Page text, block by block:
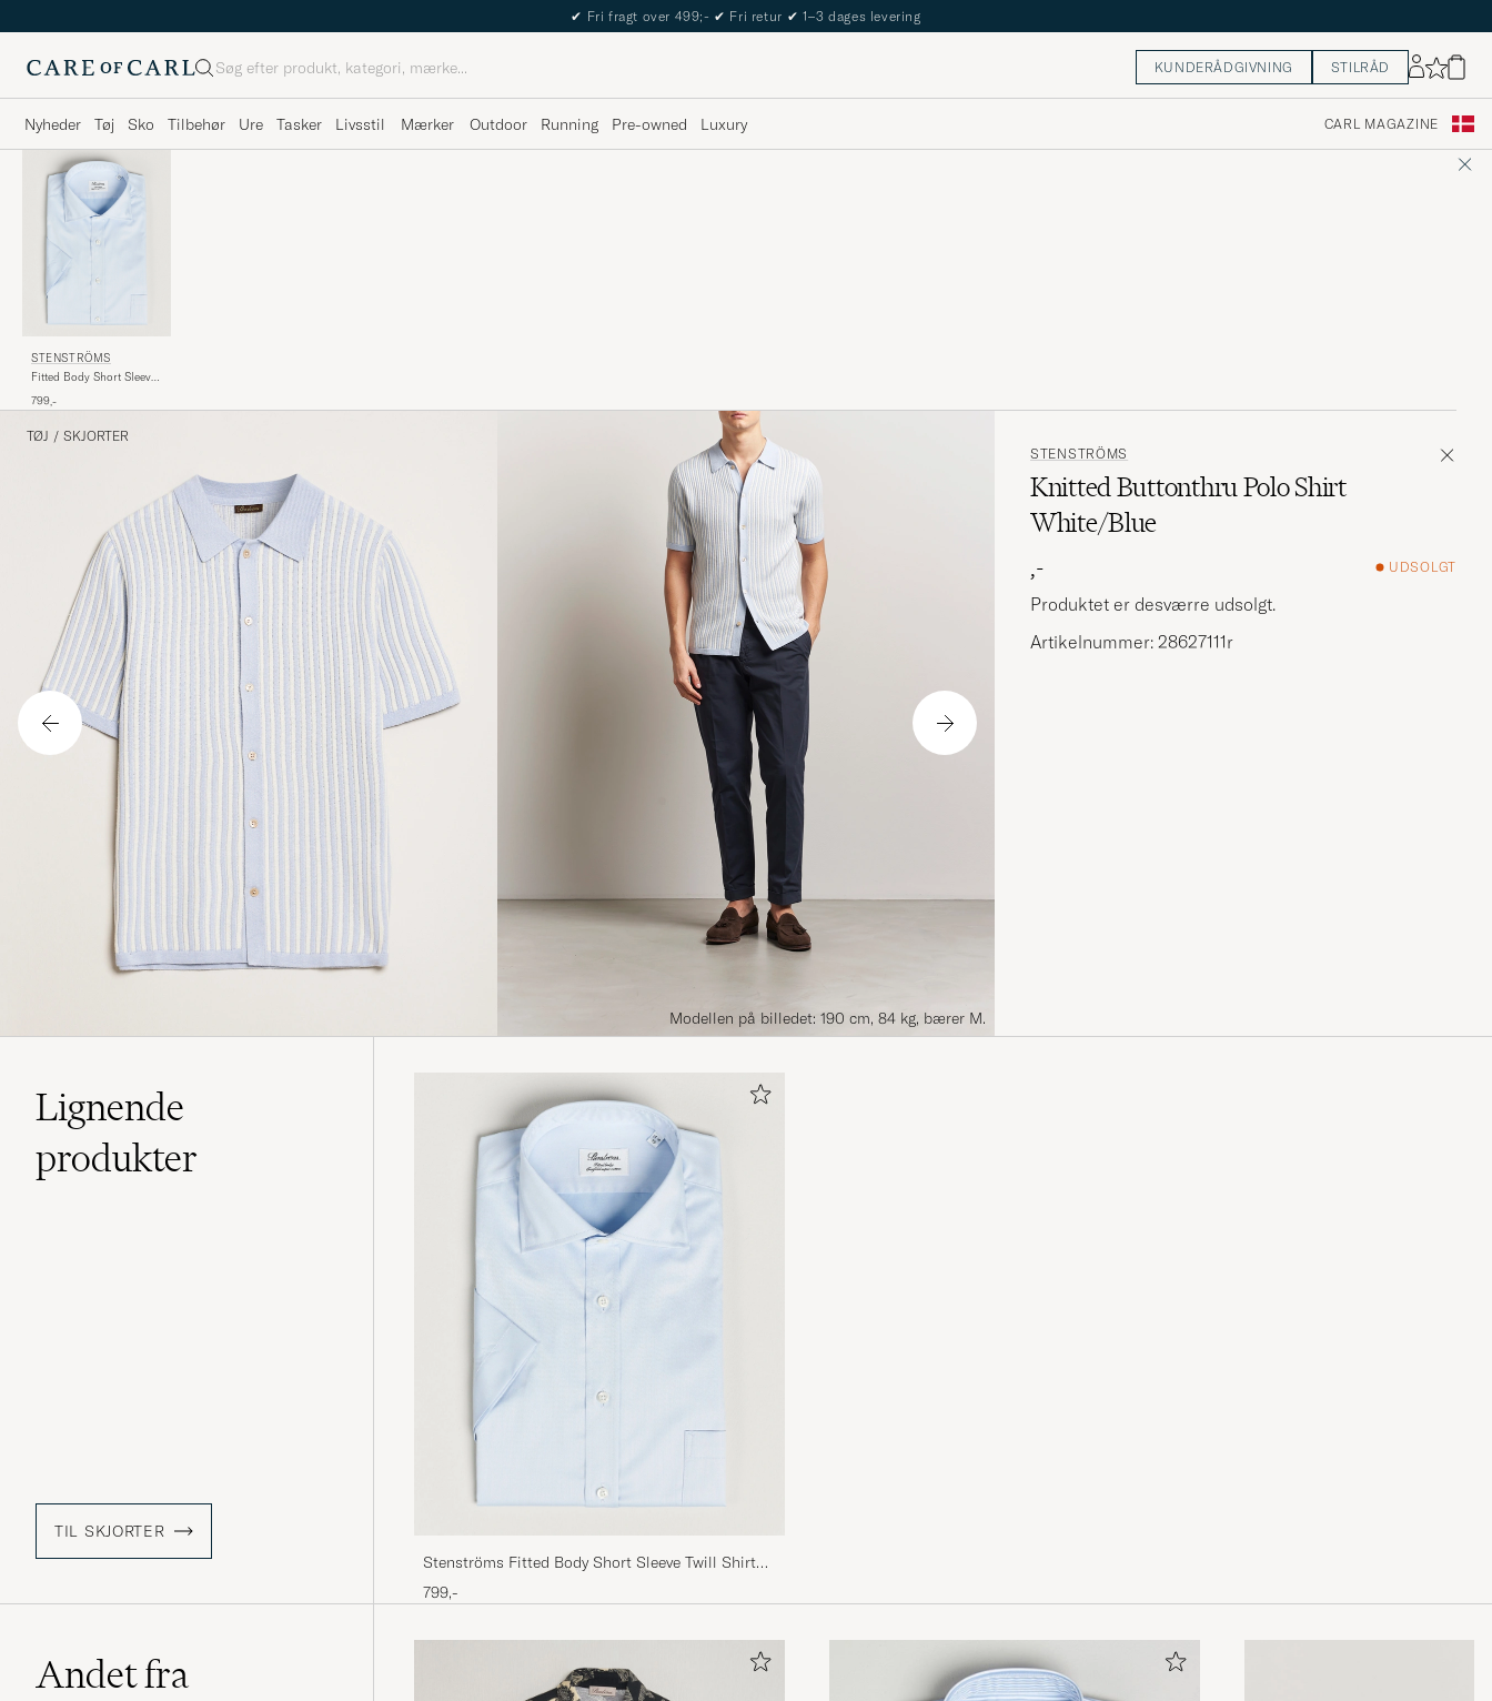
The Care of Carl Passport
Søg KUNDERÅDGIVNING STILRÅD
Nyheder Tøj Sko Tilbehør Ure Tasker Livsstil Mærker Outdoor Running Pre-owned Luxury CARL MAGAZINE
STENSTRÖMS
Fitted Body Short Sleeve
799,-
TØJ / SKJORTER
Modellen på billedet: 190 cm, 84 kg, bærer M.
STENSTRÖMS
Knitted Buttonthru Polo Shirt
White/Blue
,-
UDSOLGT
Produktet er desværre udsolgt.
Artikelnummer: 28627111r
Lignende
produkter
TIL SKJORTER
Stenströms Fitted Body Short Sleeve Twill Shirt
Light Blue
799,-
Andet fra